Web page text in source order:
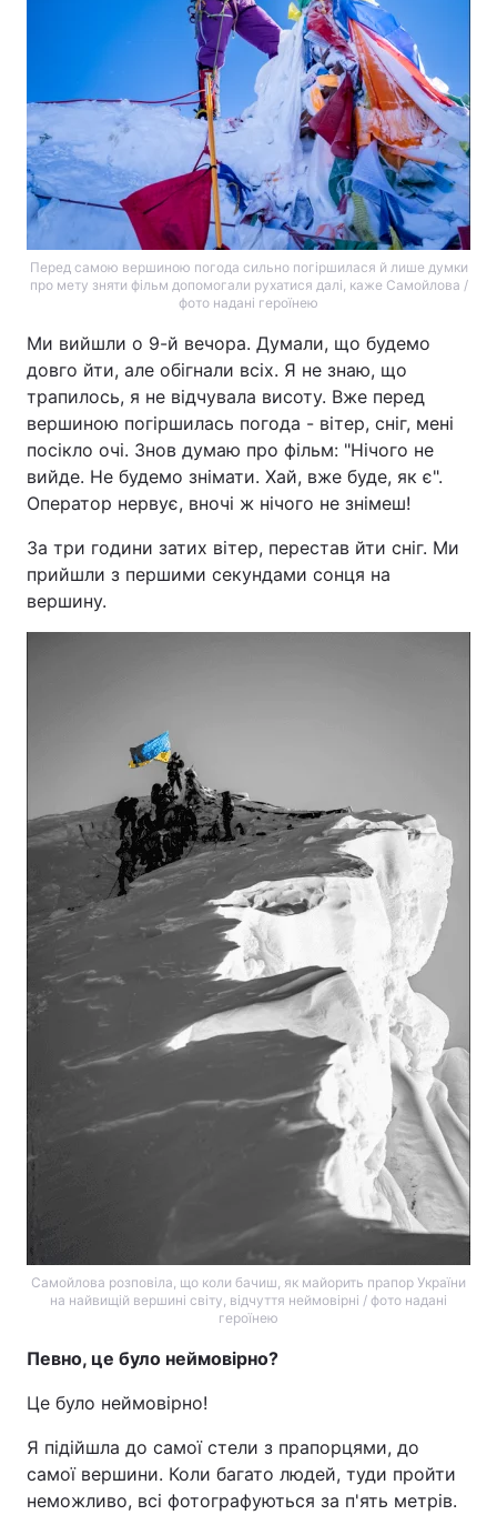
Перед самою вершиною погода сильно погіршилася й лише думки
про мету зняти фільм допомогали рухатися далі, каже Самойлова /
фото надані героїнею
Ми вийшли о 9-й вечора. Думали, що будемо
довго йти, але обігнали всіх. Я не знаю, що
трапилось, я не відчувала висоту. Вже перед
вершиною погіршилась погода - вітер, сніг, мені
посікло очі. Знов думаю про фільм: "Нічого не
вийде. Не будемо знімати. Хай, вже буде, як є".
Оператор нервує, вночі ж нічого не знімеш!
За три години затих вітер, перестав йти сніг. Ми
прийшли з першими секундами сонця на
вершину.
Самойлова розповіла, що коли бачиш, як майорить прапор України
на найвищій вершині світу, відчуття неймовірні / фото надані
героїнею
Певно, це було неймовірно?
Це було неймовірно!
Я підійшла до самої стели з прапорцями, до
самої вершини. Коли багато людей, туди пройти
неможливо, всі фотографуються за п'ять метрів.